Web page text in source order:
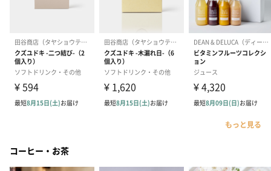
もっと見る
コーヒー・お茶